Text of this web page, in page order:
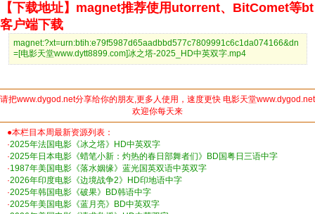
【下载地址】magnet推荐使用utorrent、BitComet等bt
客户端下载
magnet:?xt=urn:btih:e79f5987d65aadbbd577c7809991c6c1da074166&dn
=[电影天堂www.dytt8899.com]冰之塔-2025_HD中英双字.mp4
请把www.dygod.net分享给你的朋友,更多人使用，速度更快 电影天堂www.dygod.net
欢迎你每天来
●本栏目本周最新资源列表：
·2025年法国电影《冰之塔》HD中英双字
·2025年日本电影《蜡笔小新：灼热的春日部舞者们》BD国粤日三语中字
·1987年美国电影《落水姻缘》蓝光国英双语中英双字
·2026年印度电影《边境战争2》HD印地语中字
·2025年韩国电影《破果》BD韩语中字
·2025年美国电影《蓝月亮》BD中英双字